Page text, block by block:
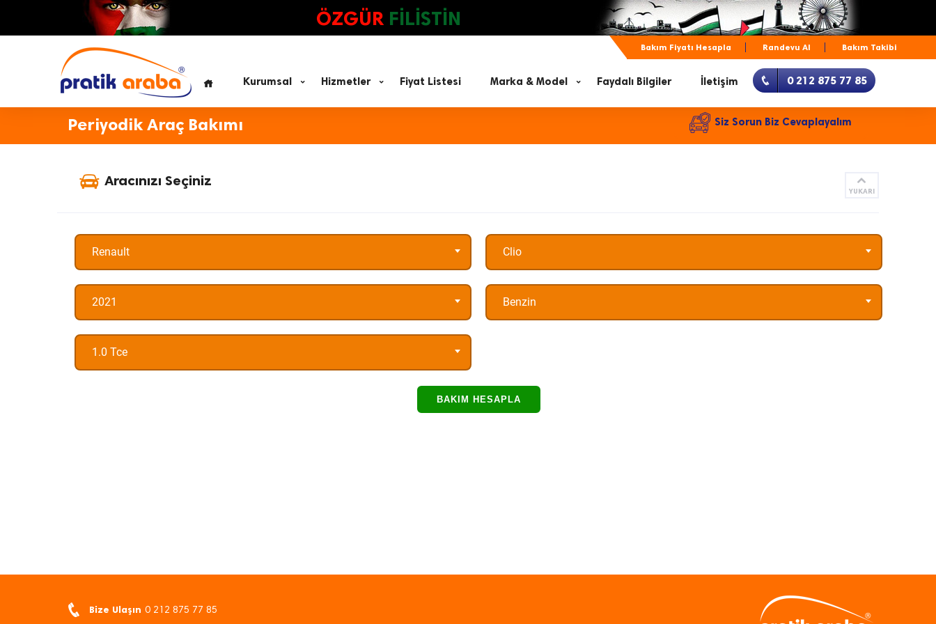
ÖZGÜR FİLİSTİN
Bakım Fiyatı Hesapla Randevu Al Bakım Takibi
Kurumsal Hizmetler Fiyat Listesi Marka & Model Faydalı Bilgiler İletişim 0 212 875 77 85
Periyodik Araç Bakımı Siz Sorun Biz Cevaplayalım
Aracınızı Seçiniz
YUKARI
Renault Clio
2021 Benzin
1.0 Tce
BAKIM HESAPLA
Bize Ulaşın 0 212 875 77 85